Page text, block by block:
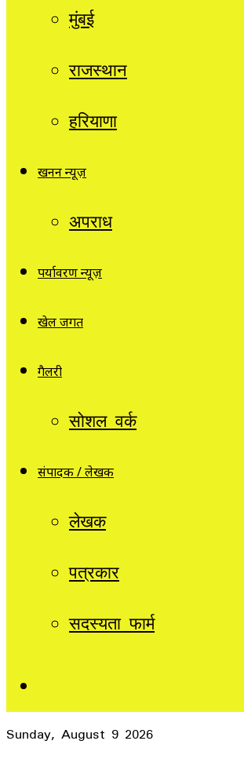
मुंबई
राजस्थान
हरियाणा
खनन न्यूज़
अपराध
पर्यावरण न्यूज़
खेल जगत
गैलरी
सोशल वर्क
संपादक / लेखक
लेखक
पत्रकार
सदस्यता फार्म
Sunday, August 9 2026